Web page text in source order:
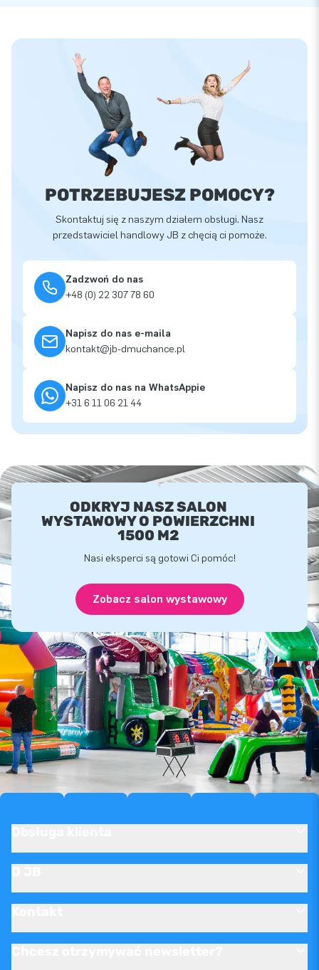
POTRZEBUJESZ POMOCY?
Skontaktuj się z naszym działem obsługi. Nasz
przedstawiciel handlowy JB z chęcią ci pomoże.
Zadzwoń do nas
+48 (0) 22 307 78 60
Napisz do nas e-maila
kontakt@jb-dmuchance.pl
Napisz do nas na WhatsAppie
+31 6 11 06 21 44
ODKRYJ NASZ SALON
WYSTAWOWY O POWIERZCHNI
1500 M2
Nasi eksperci są gotowi Ci pomóc!
Zobacz salon wystawowy